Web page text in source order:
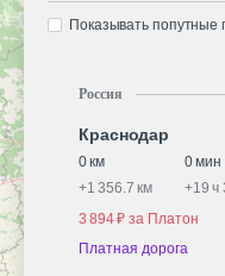
Показывать попутные
Россия
Краснодар
0 км
0 мин
+1 356.7 км +19 ч
3 894 ₽ за Платон
Платная дорога